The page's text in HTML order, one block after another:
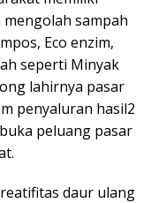
sampah
Eco enzim,
seperti Minyak
lahirnya pasar
penyaluran hasil2
peluang pasar
daur ulang